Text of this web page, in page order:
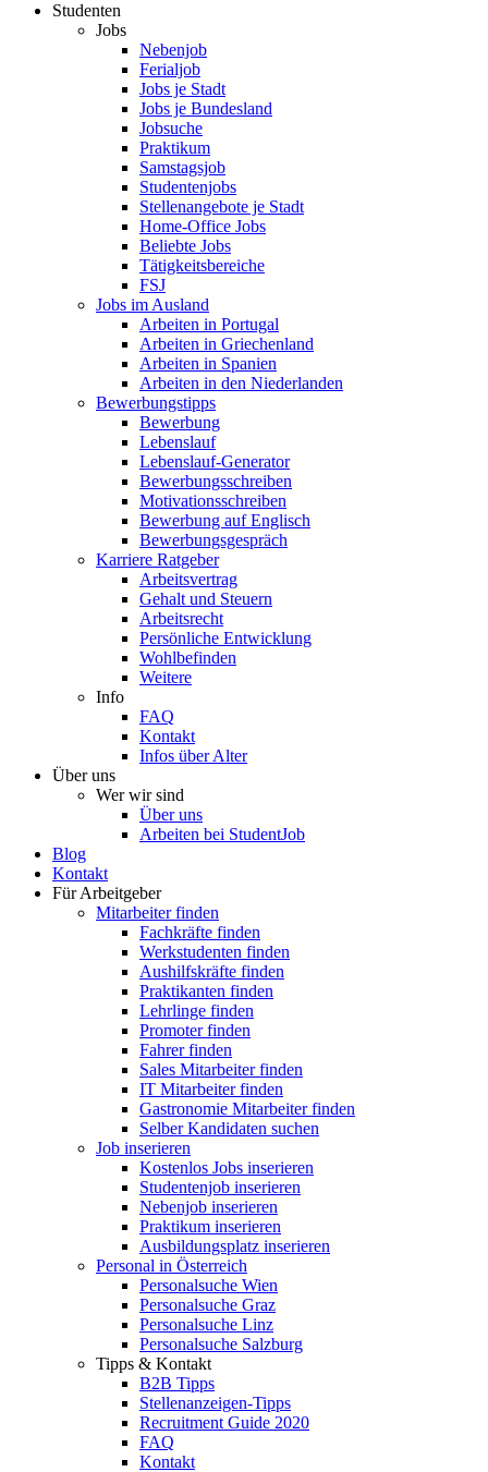
Studenten
Jobs
Nebenjob
Ferialjob
Jobs je Stadt
Jobs je Bundesland
Jobsuche
Praktikum
Samstagsjob
Studentenjobs
Stellenangebote je Stadt
Home-Office Jobs
Beliebte Jobs
Tätigkeitsbereiche
FSJ
Jobs im Ausland
Arbeiten in Portugal
Arbeiten in Griechenland
Arbeiten in Spanien
Arbeiten in den Niederlanden
Bewerbungstipps
Bewerbung
Lebenslauf
Lebenslauf-Generator
Bewerbungsschreiben
Motivationsschreiben
Bewerbung auf Englisch
Bewerbungsgespräch
Karriere Ratgeber
Arbeitsvertrag
Gehalt und Steuern
Arbeitsrecht
Persönliche Entwicklung
Wohlbefinden
Weitere
Info
FAQ
Kontakt
Infos über Alter
Über uns
Wer wir sind
Über uns
Arbeiten bei StudentJob
Blog
Kontakt
Für Arbeitgeber
Mitarbeiter finden
Fachkräfte finden
Werkstudenten finden
Aushilfskräfte finden
Praktikanten finden
Lehrlinge finden
Promoter finden
Fahrer finden
Sales Mitarbeiter finden
IT Mitarbeiter finden
Gastronomie Mitarbeiter finden
Selber Kandidaten suchen
Job inserieren
Kostenlos Jobs inserieren
Studentenjob inserieren
Nebenjob inserieren
Praktikum inserieren
Ausbildungsplatz inserieren
Personal in Österreich
Personalsuche Wien
Personalsuche Graz
Personalsuche Linz
Personalsuche Salzburg
Tipps & Kontakt
B2B Tipps
Stellenanzeigen-Tipps
Recruitment Guide 2020
FAQ
Kontakt